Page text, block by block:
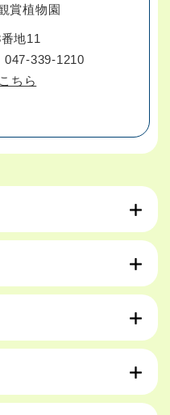
賞植物園
地11
047-339-1210
ちら